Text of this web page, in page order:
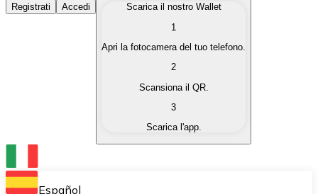
Acquista Criptovalute
Acquista le criptovalute che ti interessano in modo
Converti le tue criptovalute in valuta fiat quando ne
Scambia una criptovaluta con un'altra
Conserva le tue cripto in un Wallet self-custodial.
Registrati Accedi
Scarica il nostro Wallet
1
Apri la fotocamera del tuo telefono.
2
Scansiona il QR.
3
Scarica l'app.
Español